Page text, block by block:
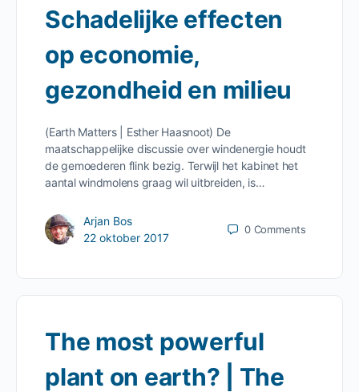
Schadelijke effecten
op economie,
gezondheid en milieu
(Earth Matters | Esther Haasnoot) De
maatschappelijke discussie over windenergie houdt
de gemoederen flink bezig. Terwijl het kabinet het
aantal windmolens graag wil uitbreiden, is…
Arjan Bos
22 oktober 2017
0 Comments
The most powerful
plant on earth? | The